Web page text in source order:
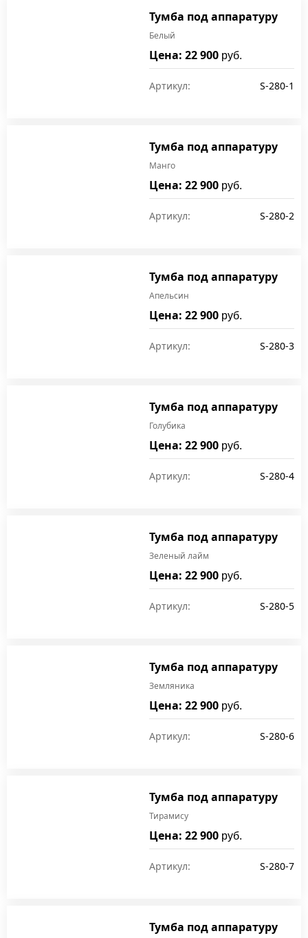
Тумба под аппаратуру
Белый
Цена: 22 900 руб.
Артикул: S-280-1
Тумба под аппаратуру
Манго
Цена: 22 900 руб.
Артикул: S-280-2
Тумба под аппаратуру
Апельсин
Цена: 22 900 руб.
Артикул: S-280-3
Тумба под аппаратуру
Голубика
Цена: 22 900 руб.
Артикул: S-280-4
Тумба под аппаратуру
Зеленый лайм
Цена: 22 900 руб.
Артикул: S-280-5
Тумба под аппаратуру
Земляника
Цена: 22 900 руб.
Артикул: S-280-6
Тумба под аппаратуру
Тирамису
Цена: 22 900 руб.
Артикул: S-280-7
Тумба под аппаратуру